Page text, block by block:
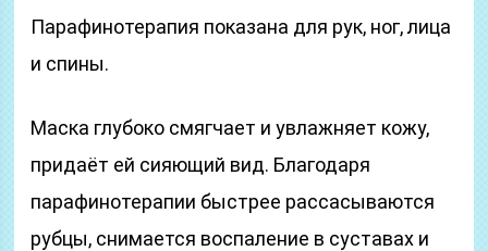
Парафинотерапия показана для рук, ног, лица
и спины.
Маска глубоко смягчает и увлажняет кожу,
придаёт ей сияющий вид. Благодаря
парафинотерапии быстрее рассасываются
рубцы, снимается воспаление в суставах и